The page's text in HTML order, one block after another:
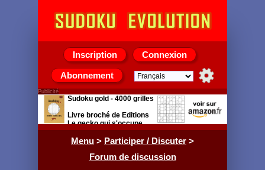
Inscription Connexion
Abonnement
Menu > Participer / Discuter >
Forum de discussion
Publicité
Sudoku gold - 4000 grilles
Livre broché de Editions
Le gecko qui s'occupe